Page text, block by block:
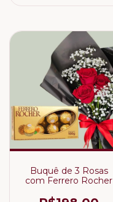
Buquê de 3 Rosas
com Ferrero Rocher